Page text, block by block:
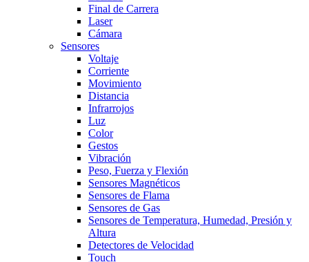
Final de Carrera
Laser
Cámara
Sensores
Voltaje
Corriente
Movimiento
Distancia
Infrarrojos
Luz
Color
Gestos
Vibración
Peso, Fuerza y Flexión
Sensores Magnéticos
Sensores de Flama
Sensores de Gas
Sensores de Temperatura, Humedad, Presión y
Altura
Detectores de Velocidad
Touch